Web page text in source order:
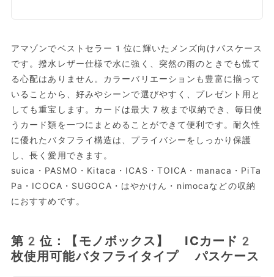
アマゾンでベストセラー1位に輝いたメンズ向けパスケース
です。撥水レザー仕様で水に強く、突然の雨のときでも慌て
る心配はありません。カラーバリエーションも豊富に揃って
いることから、好みやシーンで選びやすく、プレゼント用と
しても重宝します。カードは最大7枚まで収納でき、毎日使
うカード類を一つにまとめることができて便利です。耐久性
に優れたバタフライ構造は、プライバシーをしっかり保護
し、長く愛用できます。
suica・PASMO・Kitaca・ICAS・TOICA・manaca・PiTa
Pa・ICOCA・SUGOCA・はやかけん・nimocaなどの収納
におすすめです。
第2位：【モノボックス】 ICカード2
枚使用可能バタフライタイプ パスケース